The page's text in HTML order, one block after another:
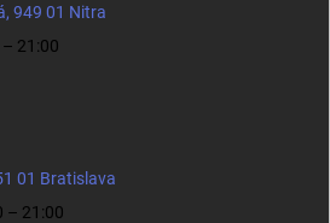
949 01 Nitra
21:00
01 Bratislava
– 21:00